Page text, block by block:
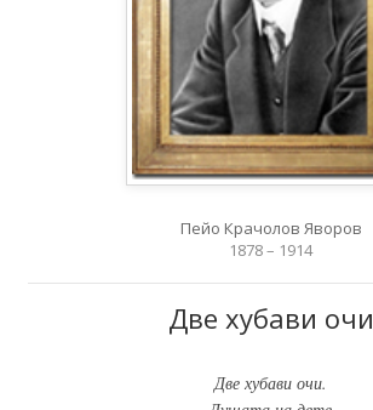
Пейо Крачолов Яворов
1878 – 1914
Две хубави очи
Две хубави очи.